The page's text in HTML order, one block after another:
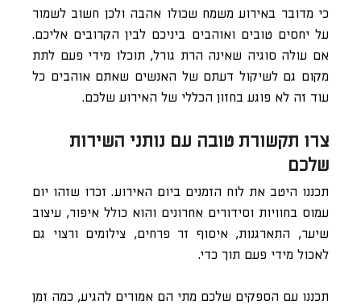
כי מדובר באירוע משמח שכולו אהבה ולכן חשוב לשמור
על יחסים טובים ואוהבים ביניכם לבין הקרובים אליכם.
אם עולה סוגיה שאינה הרת גורל, תוכלו מידי פעם לתת
מקום גם לשיקול דעתם של האנשים שאתם אוהבים כל
עוד זה לא פוגע בחזון הכללי של האירוע שלכם.
צרו תקשורת טובה עם נותני השירות
שלכם
תכננו היטב את לוח הזמנים ביום האירוע. זכרו שזהו יום
עמוס בחוויות וסידורים אחרונים והוא כולל איפור, עיצוב
שיער, התארגנות, איסוף זר פרחים, צילומים ורצוי גם
לאכול מידי פעם תוך כדי.
תכננו עם הספקים שלכם מתי הם אמורים להגיע, כמה זמן